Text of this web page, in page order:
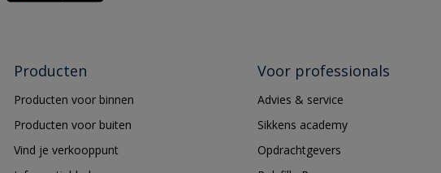
Producten
Producten voor binnen
Producten voor buiten
Vind je verkooppunt
Voor professionals
Advies & service
Sikkens academy
Opdrachtgevers